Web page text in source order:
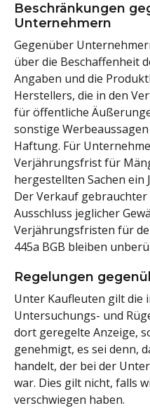
Beschränkungen
Unternehmern
Gegenüber
über die Beschaffenheit
Angaben und die
Herstellers, die in den
für öffentliche
sonstige
Haftung. Für
Verjährungsfrist für
hergestellten Sachen ein
Der Verkauf
Ausschluss jeglicher
Verjährungsfristen für
445a BGB bleiben
Regelungen
Unter Kaufleuten gilt die
Untersuchungs- und
dort geregelte Anzeige,
genehmigt, es sei denn,
handelt, der bei der
war. Dies gilt nicht, falls
verschwiegen haben.